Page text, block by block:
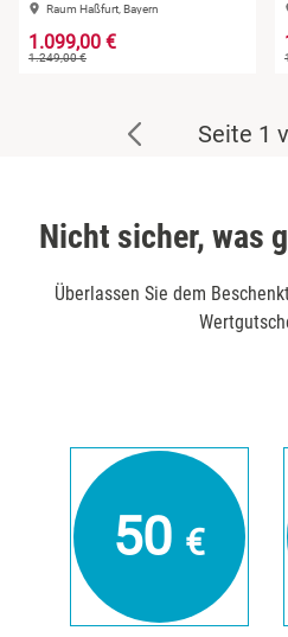
Raum Haßfurt, Bayern
1.099,00 €
1.249,00 €
Seite 1
Nicht sicher, was
Überlassen Sie dem
50 €